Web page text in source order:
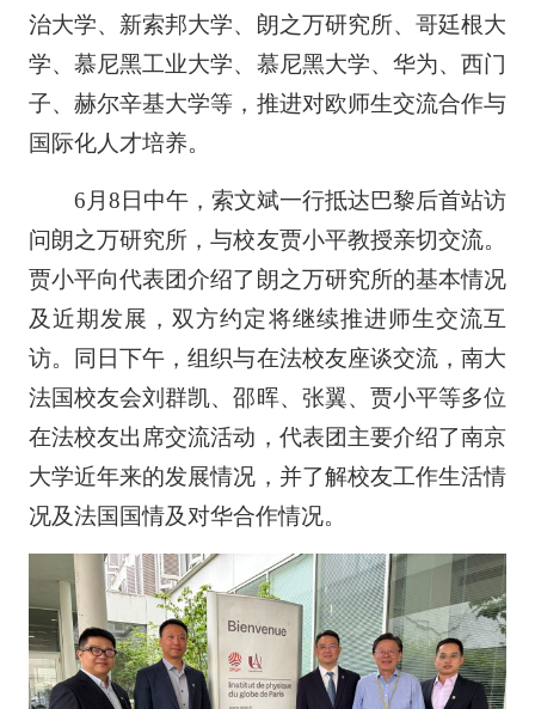
治大学、新索邦大学、朗之万研究所、哥廷根大
学、慕尼黑工业大学、慕尼黑大学、华为、西门
子、赫尔辛基大学等，推进对欧师生交流合作与
国际化人才培养。
6月8日中午，索文斌一行抵达巴黎后首站访
问朗之万研究所，与校友贾小平教授亲切交流。
贾小平向代表团介绍了朗之万研究所的基本情况
及近期发展，双方约定将继续推进师生交流互
访。同日下午，组织与在法校友座谈交流，南大
法国校友会刘群凯、邵晖、张翼、贾小平等多位
在法校友出席交流活动，代表团主要介绍了南京
大学近年来的发展情况，并了解校友工作生活情
况及法国国情及对华合作情况。